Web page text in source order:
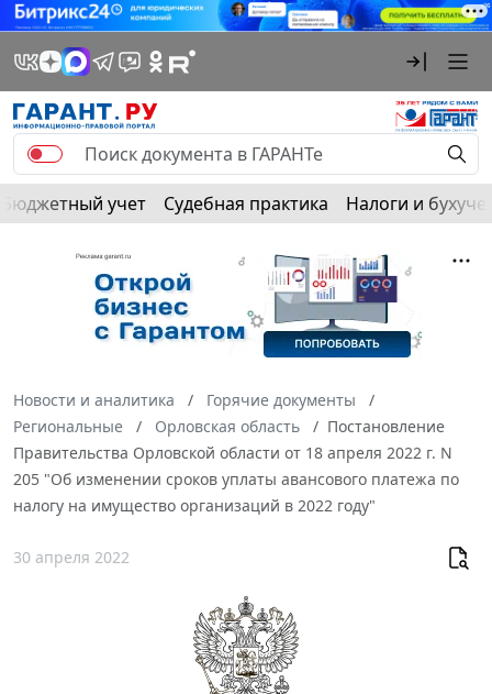
Бюджетный учет Судебная практика Налоги и
Новости и аналитика
Горячие документы
Региональные
Орловская область
Постановление
Правительства Орловской области от 18 апреля 2022 г. N
205 "Об изменении сроков уплаты авансового платежа по
налогу на имущество организаций в 2022 году"
30 апреля 2022